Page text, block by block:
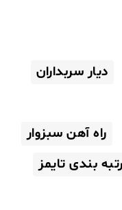
دیار سربداران
راه آهن سبزوار
رتبه بندی تایمز